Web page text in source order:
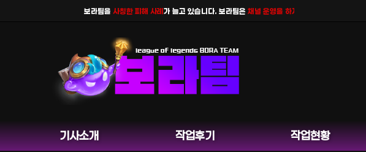
보라팀을사칭한 피해 사례가 늘고 있습니다. 보라팀은채널 운영을 하지 않으며 공식 홈페이지 카카
기사소개 작업후기 작업현황